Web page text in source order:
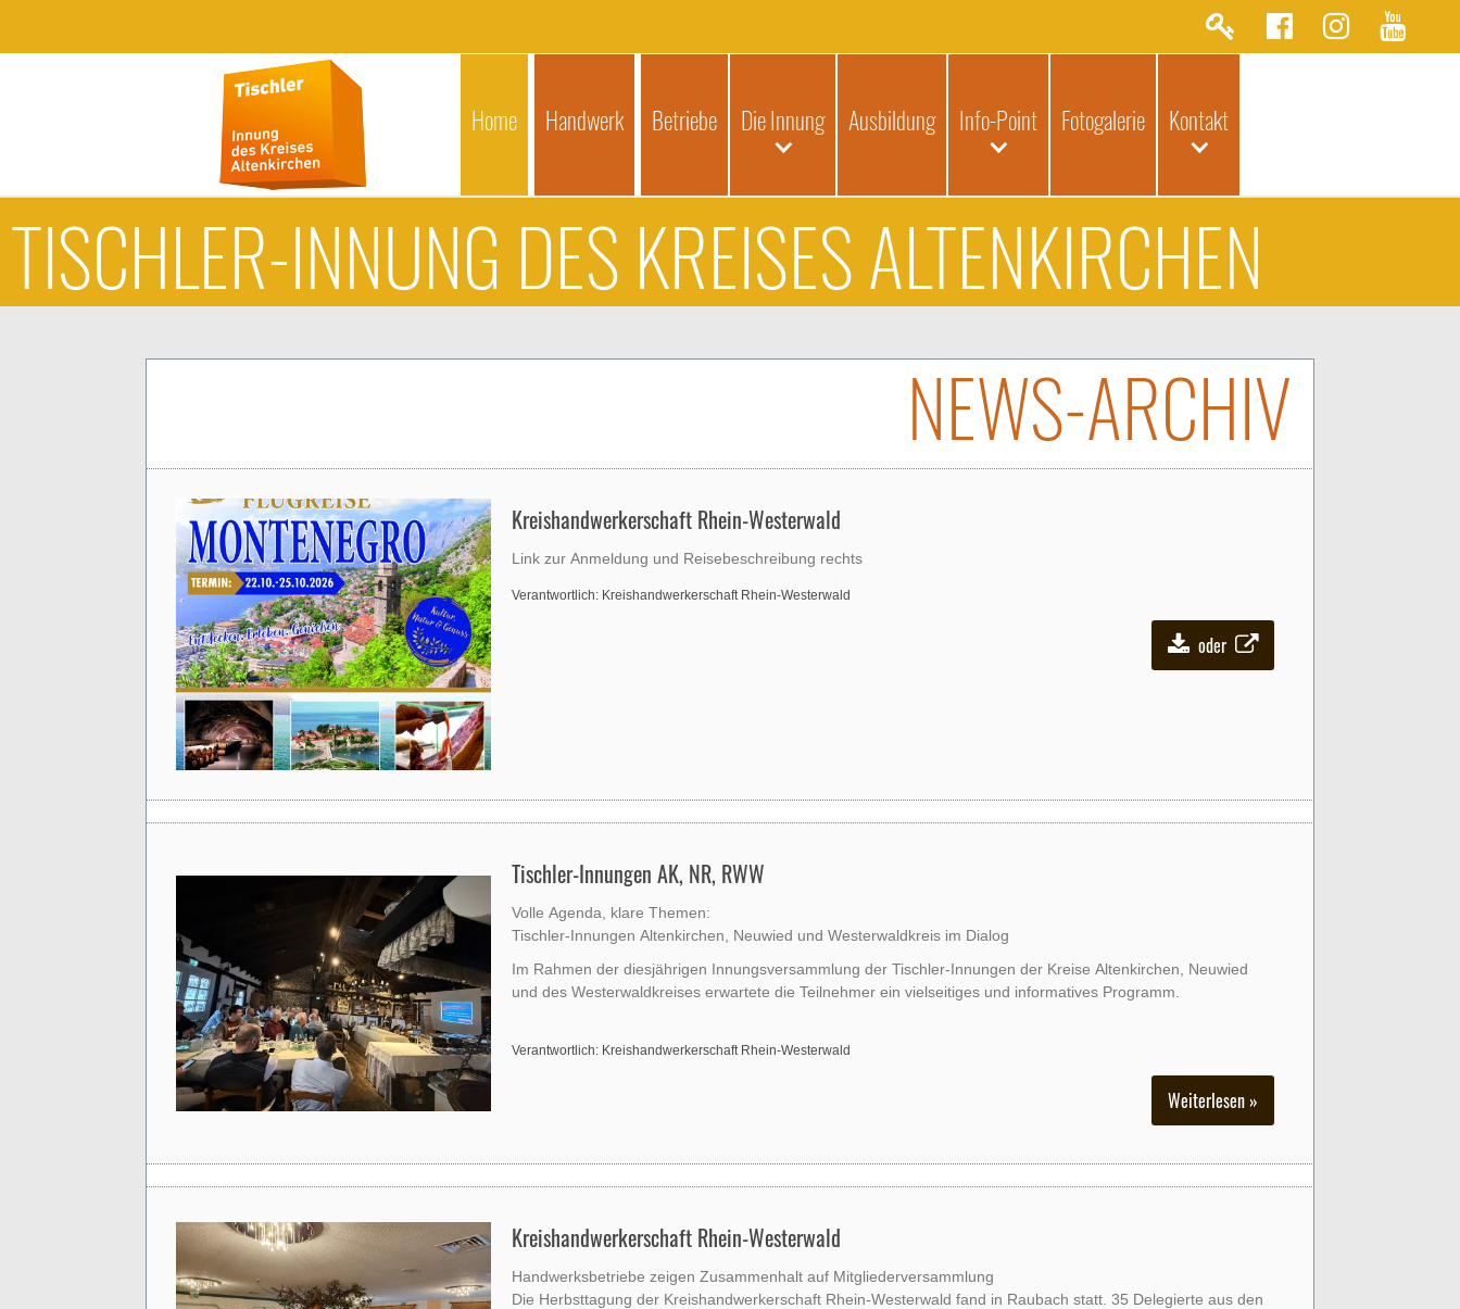
Home Handwerk Betriebe Die Innung Ausbildung Info-Point Fotogalerie Kontakt
TISCHLER-INNUNG DES KREISES ALTENKIRCHEN
NEWS-ARCHIV
Kreishandwerkerschaft Rhein-Westerwald
Link zur Anmeldung und Reisebeschreibung rechts
Verantwortlich: Kreishandwerkerschaft Rhein-Westerwald
oder
Tischler-Innungen AK, NR, RWW
Volle Agenda, klare Themen:
Tischler-Innungen Altenkirchen, Neuwied und Westerwaldkreis im Dialog
Im Rahmen der diesjährigen Innungsversammlung der Tischler-Innungen der Kreise Altenkirchen, Neuwied
und des Westerwaldkreises erwartete die Teilnehmer ein vielseitiges und informatives Programm.
Verantwortlich: Kreishandwerkerschaft Rhein-Westerwald
Weiterlesen »
Kreishandwerkerschaft Rhein-Westerwald
Handwerksbetriebe zeigen Zusammenhalt auf Mitgliederversammlung
Die Herbsttagung der Kreishandwerkerschaft Rhein-Westerwald fand in Raubach statt. 35 Delegierte aus den